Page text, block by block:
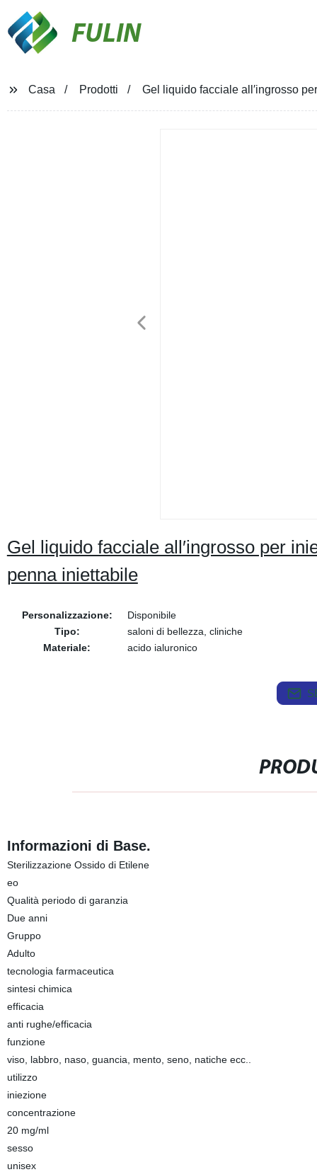
FULIN
Casa Prodotti Gel liquido facciale all′ingrosso
Gel liquido facciale all′ingrosso per
penna iniettabile
Personalizzazione:
Disponibile
Tipo:
saloni di bellezza, cliniche
Materiale:
acido ialuronico
Informazioni di Base.
Sterilizzazione Ossido di Etilene
eo
Qualità periodo di garanzia
Due anni
Gruppo
Adulto
tecnologia farmaceutica
sintesi chimica
efficacia
anti rughe/efficacia
funzione
viso, labbro, naso, guancia, mento, seno, natiche ecc..
utilizzo
iniezione
concentrazione
20 mg/ml
sesso
unisex